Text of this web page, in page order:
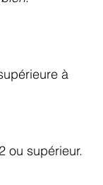
à
ou supérieur.